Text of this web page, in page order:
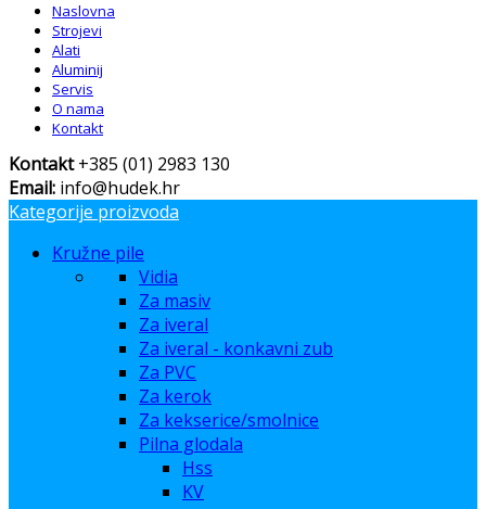
Naslovna
Strojevi
Alati
Aluminij
Servis
O nama
Kontakt
Kontakt+385 (01) 2983 130
Email: info@hudek.hr
Kategorije proizvoda
Kružne pile
Vidia
Za masiv
Za iveral
Za iveral - konkavni zub
Za PVC
Za kerok
Za kekserice/smolnice
Pilna glodala
Hss
KV